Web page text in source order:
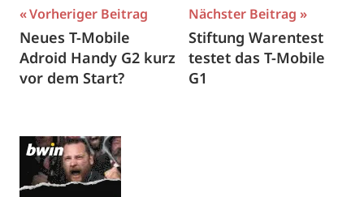
Beitragsnavigation
Vorheriger Beitrag
Neues T-Mobile
Adroid Handy G2 kurz
vor dem Start?
Nächster Beitrag
Stiftung Warentest
testet das T-Mobile
G1